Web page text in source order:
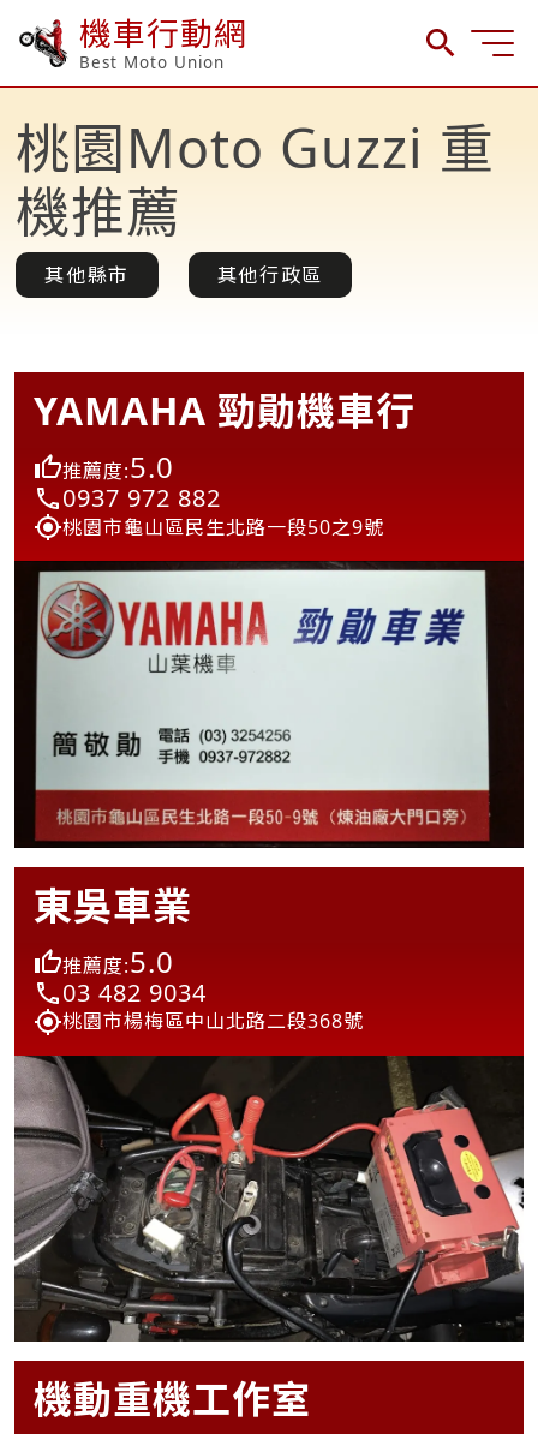
機車行動網
Best Moto Union
桃園Moto Guzzi 重
機推薦
其他縣市 其他行政區
YAMAHA 勁勛機車行
推薦度:5.0
0937 972 882
桃園市龜山區民生北路一段50之9號
東吳車業
推薦度:5.0
03 482 9034
桃園市楊梅區中山北路二段368號
機動重機工作室